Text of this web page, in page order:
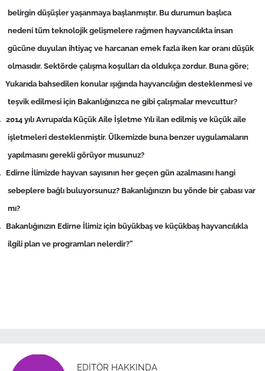
belirgin düşüşler yaşanmaya başlanmıştır. Bu durumun başlıca
nedeni tüm teknolojik gelişmelere rağmen hayvancılıkta insan
gücüne duyulan ihtiyaç ve harcanan emek fazla iken kar oranı düşük
olmasıdır. Sektörde çalışma koşulları da oldukça zordur. Buna göre;
Yukarıda bahsedilen konular ışığında hayvancılığın desteklenmesi ve
teşvik edilmesi için Bakanlığınızca ne gibi çalışmalar mevcuttur?
2014 yılı Avrupa’da Küçük Aile İşletme Yılı ilan edilmiş ve küçük aile
işletmeleri desteklenmiştir. Ülkemizde buna benzer uygulamaların
yapılmasını gerekli görüyor musunuz?
Edirne İlimizde hayvan sayısının her geçen gün azalmasını hangi
sebeplere bağlı buluyorsunuz? Bakanlığınızın bu yönde bir çabası var
mı?
Bakanlığınızın Edirne İlimiz için büyükbaş ve küçükbaş hayvancılıkla
ilgili plan ve programları nelerdir?”
EDITÖR HAKKINDA
Flaş Haber
Dış Haberler
Magazin
İş Dünyası
Bilim Teknoloji
English News
Finans